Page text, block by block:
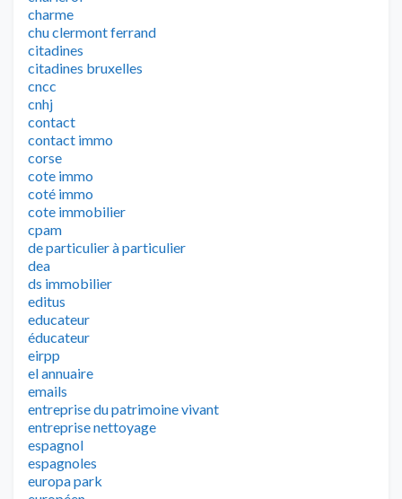
charme
chu clermont ferrand
citadines
citadines bruxelles
cncc
cnhj
contact
contact immo
corse
cote immo
coté immo
cote immobilier
cpam
de particulier à particulier
dea
ds immobilier
editus
educateur
éducateur
eirpp
el annuaire
emails
entreprise du patrimoine vivant
entreprise nettoyage
espagnol
espagnoles
europa park